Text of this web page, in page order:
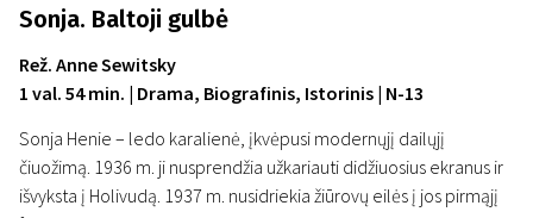
Sonja. Baltoji gulbė
Rež. Anne Sewitsky
1 val. 54 min. | Drama, Biografinis, Istorinis | N-13
Sonja Henie – ledo karalienė, įkvėpusi modernųjį dailųjį
čiuožimą. 1936 m. ji nusprendžia užkariauti didžiuosius ekranus ir
išvyksta į Holivudą. 1937 m. nusidriekia žiūrovų eilės į jos pirmąjį